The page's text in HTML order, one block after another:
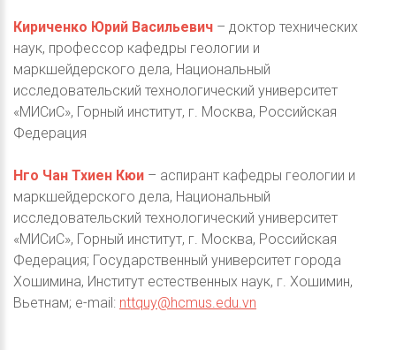
Кириченко Юрий Васильевич – доктор технических
наук, профессор кафедры геологии и
маркшейдерского дела, Национальный
исследовательский технологический университет
«МИСиС», Горный институт, г. Москва, Российская
Федерация
Hго Чан Тхиен Кюи – аспирант кафедры геологии и
маркшейдерского дела, Национальный
исследовательский технологический университет
«МИСиС», Горный институт, г. Москва, Российская
Федерация; Государственный университет города
Хошимина, Институт естественных наук, г. Хошимин,
Вьетнам; e-mail: nttquy@hcmus.edu.vn